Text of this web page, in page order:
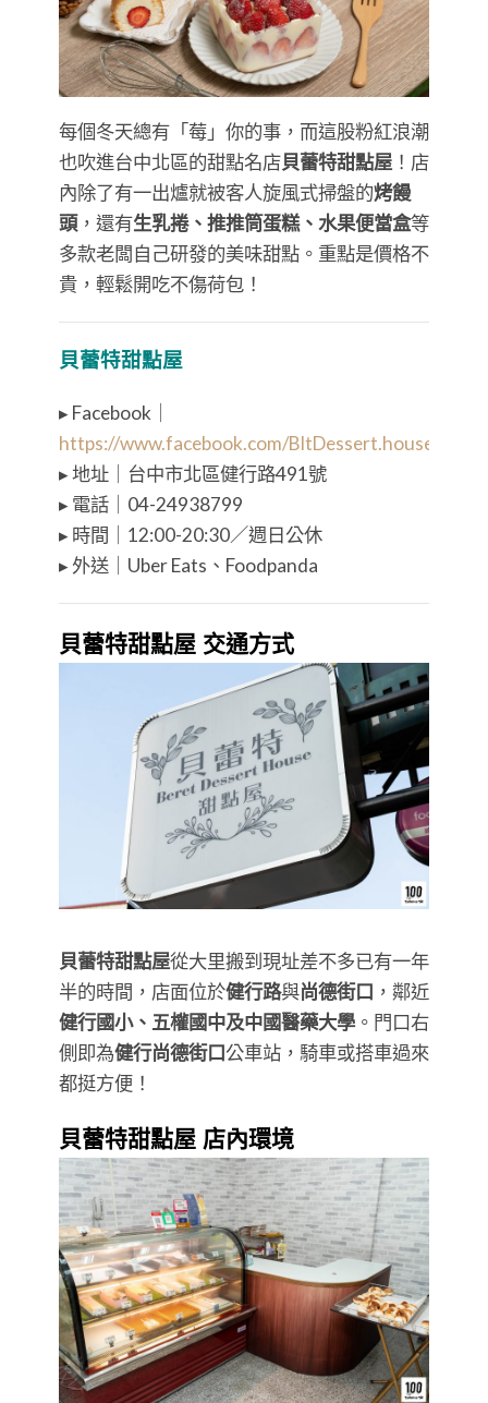
每個冬天總有「莓」你的事，而這股粉紅浪潮
也吹進台中北區的甜點名店貝蕾特甜點屋 ！店
內除了有一出爐就被客人旋風式掃盤的烤饅
頭，還有生乳捲、推推筒蛋糕、水果便當盒等
多款老闆自己研發的美味甜點。重點是價格不
貴，輕鬆開吃不傷荷包！
貝蕾特甜點屋
▸ Facebook｜
https://www.facebook.com/BltDessert.house/
▸ 地址｜台中市北區健行路491號
▸ 電話｜04-24938799
▸ 時間｜12:00-20:30／週日公休
▸ 外送｜Uber Eats、Foodpanda
貝蕾特甜點屋 交通方式
貝蕾特甜點屋從大里搬到現址差不多已有一年
半的時間，店面位於健行路與尚德街口 ，鄰近
健行國小、五權國中及中國醫藥大學。門口右
側即為健行尚德街口公車站，騎車或搭車過來
都挺方便！
貝蕾特甜點屋 店內環境